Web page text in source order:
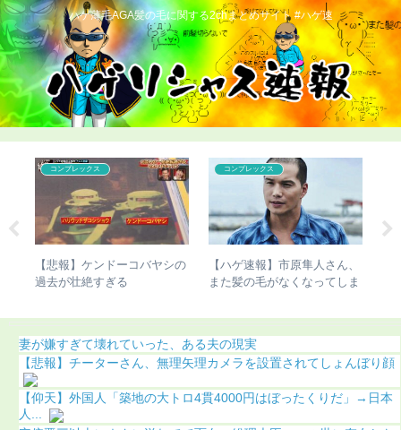
ハゲ薄毛AGA髪の毛に関する2chまとめサイト #ハゲ速
コンプレックス
【悲報】ケンドーコバヤシの
過去が壮絶すぎる
コンプレックス
【ハゲ速報】市原隼人さん、
また髪の毛がなくなってしま
妻が嫌すぎて壊れていった、ある夫の現実
【悲報】チーターさん、無理矢理カメラを設置されてしょんぼり顔
【仰天】外国人「築地の大トロ4貫4000円はぼったくりだ」→日本
人...